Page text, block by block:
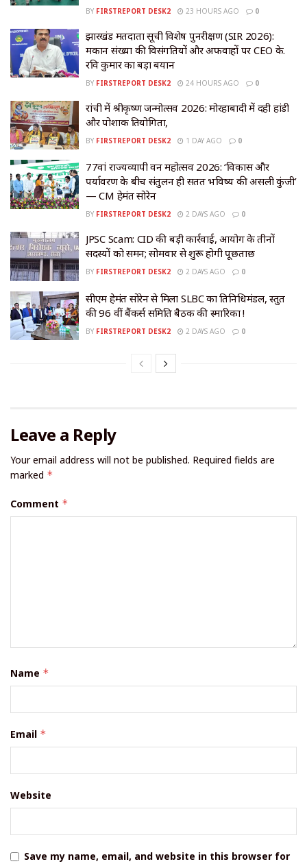
BY FIRSTREPORT DESK2 23 HOURS AGO 0
झारखंड मतदाता सूची विशेष पुनरीक्षण (SIR 2026):
मकान संख्या की विसंगतियों और अफवाहों पर CEO के.
रवि कुमार का बड़ा बयान
BY FIRSTREPORT DESK2 24 HOURS AGO 0
रांची में श्रीकृष्ण जन्मोत्सव 2026: मोरहाबादी में दही हांडी
और पोशाक प्रतियोगिता,
BY FIRSTREPORT DESK2 1 DAY AGO 0
77वां राज्यव्यापी वन महोत्सव 2026: ‘विकास और
पर्यावरण के बीच संतुलन ही सतत भविष्य की असली कुंजी’
— CM हेमंत सोरेन
BY FIRSTREPORT DESK2 2 DAYS AGO 0
JPSC Scam: CID की बड़ी कार्रवाई, आयोग के तीनों
सदस्यों को समन; सोमवार से शुरू होगी पूछताछ
BY FIRSTREPORT DESK2 2 DAYS AGO 0
सीएम हेमंत सोरेन से मिला SLBC का प्रतिनिधिमंडल, प्रस्तुत
की 96 वीं बैंकर्स समिति बैठक की स्मारिका !
BY FIRSTREPORT DESK2 2 DAYS AGO 0
Leave a Reply
Your email address will not be published. Required fields are
marked *
Comment *
Name *
Email *
Website
Save my name, email, and website in this browser for